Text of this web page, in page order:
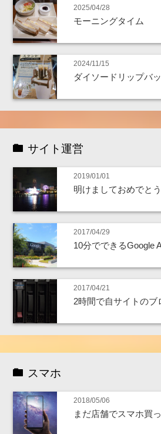
2025/04/28
モーニングタイム
2024/11/15
ダイソードリップバ
サイト運営
2019/01/01
明けましておめでと
2017/04/29
10分でできるGoogle
2017/04/21
2時間で自サイトのブ
スマホ
2018/05/06
まだ店舗でスマホ買